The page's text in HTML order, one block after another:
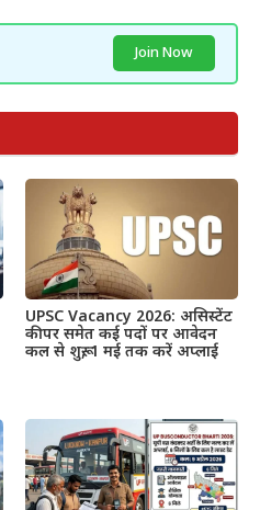
Join Now
UPSC Vacancy 2026: असिस्टेंट
कीपर समेत कई पदों पर आवेदन
कल से शुरू, 1 मई तक करें अप्लाई